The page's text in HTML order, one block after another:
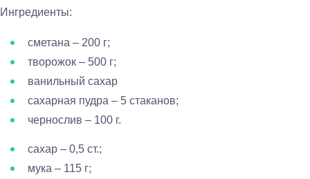
Ингредиенты:
сметана – 200 г;
творожок – 500 г;
ванильный сахар
сахарная пудра – 5 стаканов;
чернослив – 100 г.
сахар – 0,5 ст.;
мука – 115 г;